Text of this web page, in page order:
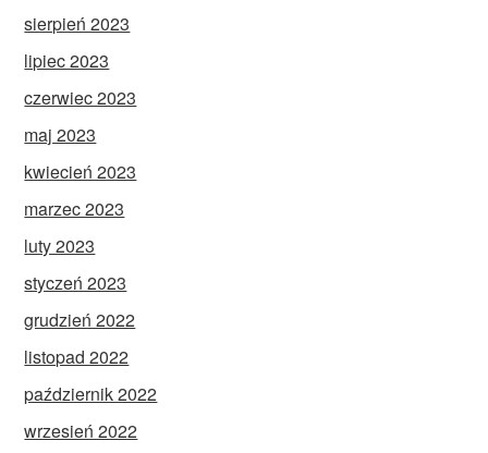
sierpień 2023
lipiec 2023
czerwiec 2023
maj 2023
kwiecień 2023
marzec 2023
luty 2023
styczeń 2023
grudzień 2022
listopad 2022
październik 2022
wrzesień 2022